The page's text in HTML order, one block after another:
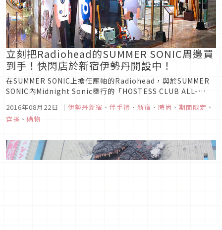
立刻把Radiohead的SUMMER SONIC周邊買
到手！快閃店於新宿伊勢丹開設中！
在SUMMER SONIC上擔任壓軸的Radiohead，與於SUMMER
SONIC內Midnight Sonic舉行的「HOSTESS CLUB ALL-
快閃店在8月10日，於伊勢丹新宿店＝CENTER PARK／
TOKYO解放區開幕了...
2016年08月22日 ｜ 伊勢丹新宿 、 伴手禮 、 新宿 、 時尚 、 期間限定 、
穿搭 、 購物